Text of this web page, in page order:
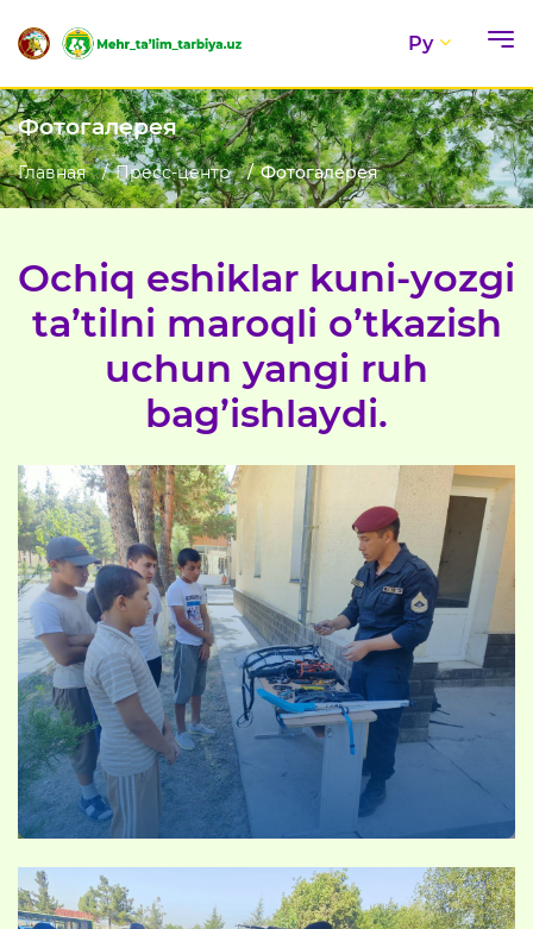
Ру
Фотогалерея
Главная Пресс-центр Фотогалерея
Ochiq eshiklar kuni-yozgi
ta’tilni maroqli o’tkazish
uchun yangi ruh
bag’ishlaydi.